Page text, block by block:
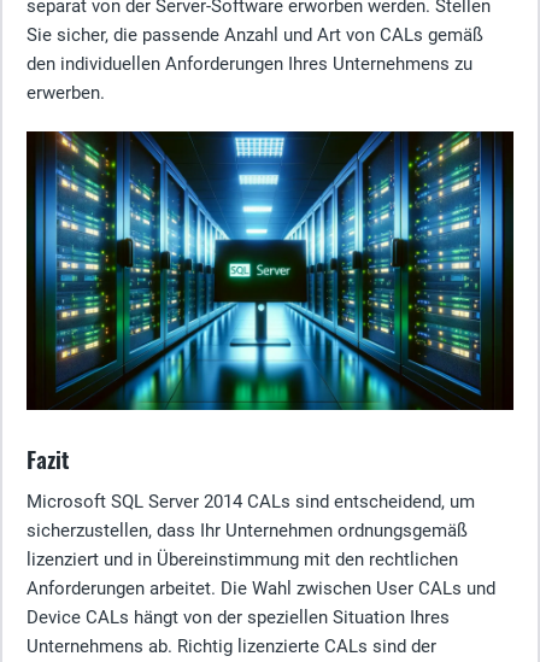
separat von der Server-Software erworben werden. Stellen
Sie sicher, die passende Anzahl und Art von CALs gemäß
den individuellen Anforderungen Ihres Unternehmens zu
erwerben.
Fazit
Microsoft SQL Server 2014 CALs sind entscheidend, um
sicherzustellen, dass Ihr Unternehmen ordnungsgemäß
lizenziert und in Übereinstimmung mit den rechtlichen
Anforderungen arbeitet. Die Wahl zwischen User CALs und
Device CALs hängt von der speziellen Situation Ihres
Unternehmens ab. Richtig lizenzierte CALs sind der